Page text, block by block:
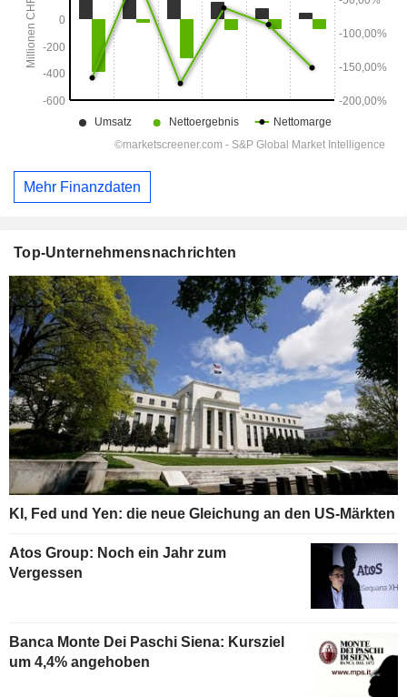
Mehr Finanzdaten
Top-Unternehmensnachrichten
KI, Fed und Yen: die neue Gleichung an den US-Märkten
Atos Group: Noch ein Jahr zum
Vergessen
Banca Monte Dei Paschi Siena: Kursziel
um 4,4% angehoben